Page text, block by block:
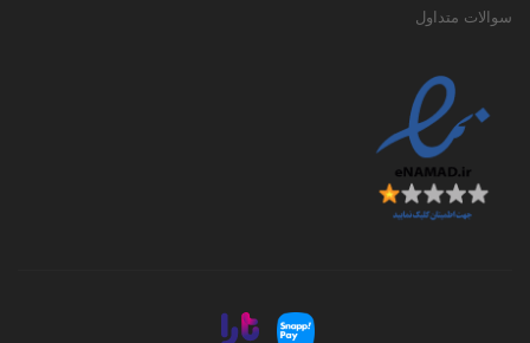
سوالات متداول